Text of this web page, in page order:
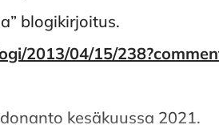
blogikirjoitus.
2013/04/15/
kesäkuussa 2021.